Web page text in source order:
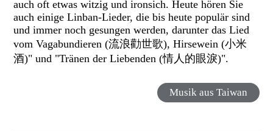
auch oft etwas witzig und ironsich. Heute hören Sie
auch einige Linban-Lieder, die bis heute populär sind
und immer noch gesungen werden, darunter das Lied
vom Vagabundieren (流浪勸世歌), Hirsewein (小米
酒)" und "Tränen der Liebenden (情人的眼淚)".
Musik aus Taiwan